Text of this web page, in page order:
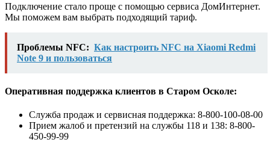
Подключение стало проще с помощью сервиса ДомИнтернет.
Мы поможем вам выбрать подходящий тариф.
Проблемы NFC: Как настроить NFC на Xiaomi Redmi
Note 9 и пользоваться
Оперативная поддержка клиентов в Старом Осколе:
Служба продаж и сервисная поддержка: 8-800-100-08-00
Прием жалоб и претензий на службы 118 и 138: 8-800-
450-99-99